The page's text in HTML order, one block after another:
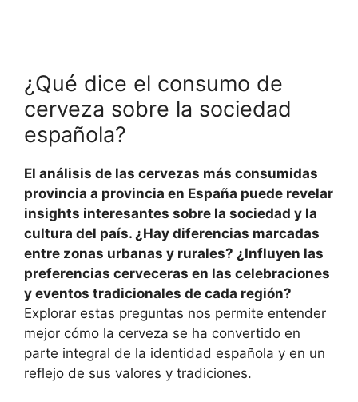
¿Qué dice el consumo de
cerveza sobre la sociedad
española?
El análisis de las cervezas más consumidas
provincia a provincia en España puede revelar
insights interesantes sobre la sociedad y la
cultura del país. ¿Hay diferencias marcadas
entre zonas urbanas y rurales? ¿Influyen las
preferencias cerveceras en las celebraciones
y eventos tradicionales de cada región?
Explorar estas preguntas nos permite entender
mejor cómo la cerveza se ha convertido en
parte integral de la identidad española y en un
reflejo de sus valores y tradiciones.